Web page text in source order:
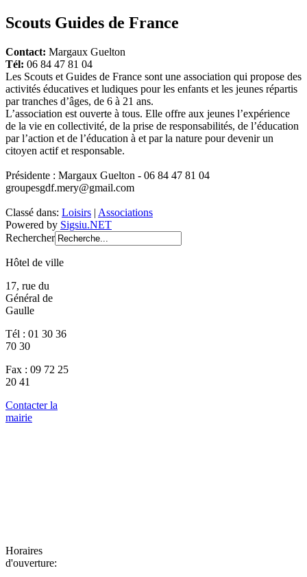
Scouts Guides de France
Contact: Margaux Guelton
Tél: 06 84 47 81 04
Les Scouts et Guides de France sont une association qui propose des
activités éducatives et ludiques pour les enfants et les jeunes répartis
par tranches d’âges, de 6 à 21 ans.
L’association est ouverte à tous. Elle offre aux jeunes l’expérience
de la vie en collectivité, de la prise de responsabilités, de l’éducation
par l’action et de l’éducation à et par la nature pour devenir un
citoyen actif et responsable.
Présidente : Margaux Guelton - 06 84 47 81 04
groupesgdf.mery@gmail.com
Classé dans: Loisirs | Associations
Powered by Sigsiu.NET
Rechercher
Hôtel de ville
17, rue du
Général de
Gaulle
Tél : 01 30 36
70 30
Fax : 09 72 25
20 41
Contacter la
mairie
Horaires
d'ouverture: